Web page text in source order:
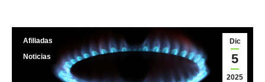
Dic
5
2025
Afiliadas
Noticias